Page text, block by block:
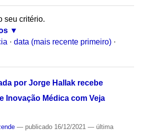
seu critério.
· data (mais recente primeiro) ·
por Jorge Hallak recebe
Inovação Médica com Veja
— publicado16/12/2021 — última